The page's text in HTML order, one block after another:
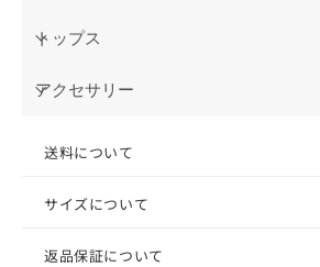
トップス
アクセサリー
送料について
サイズについて
返品保証について